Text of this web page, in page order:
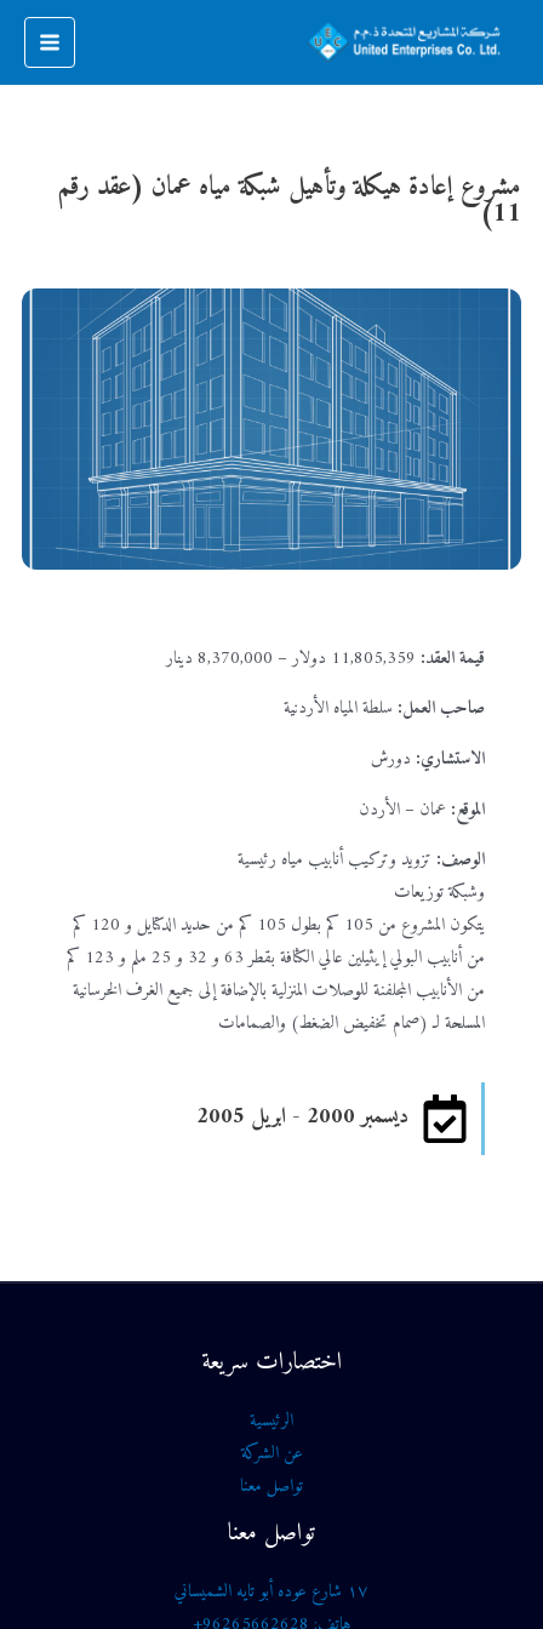
مشروع إعادة هيكلة وتأهيل شبكة مياه عمان (عقد رقم
11)
قيمة العقد:
صاحب العمل: سلطة المياه الأردنية
الاستشاري: دورش
الموقع: عمان – الأردن
الوصف: تزويد وتركيب أنابيب مياه رئيسية
وشبكة توزيعات
يتكون المشروع من 105 كم بطول 105 كم من حديد الدكتايل و 120 كم
من أنابيب البولي إيثيلين عالي الكثافة بقطر 63 و 32 و 25 ملم و 123 كم
من الأنابيب المجلفنة للوصلات المنزلية بالإضافة إلى جميع الغرف الخرسانية
المسلحة لـ (صمام تخفيض الضغط) والصمامات
ديسمبر 2000 - ابريل 2005
اختصارات سريعة
الرئيسية
عن الشركة
تواصل معنا
تواصل معنا
١٧ شارع عوده أبو تايه الشميساني